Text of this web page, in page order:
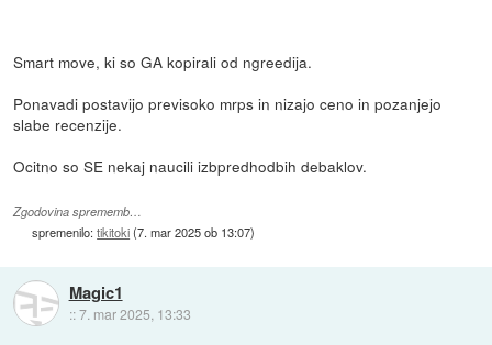
Smart move, ki so GA kopirali od ngreedija.
Ponavadi postavijo previsoko mrps in nizajo ceno in pozanjejo
slabe recenzije.
Ocitno so SE nekaj naucili izbpredhodbih debaklov.
Zgodovina sprememb…
spremenilo:tikitoki(7. mar 2025 ob 13:07)
Magic1
::7. mar 2025, 13:33